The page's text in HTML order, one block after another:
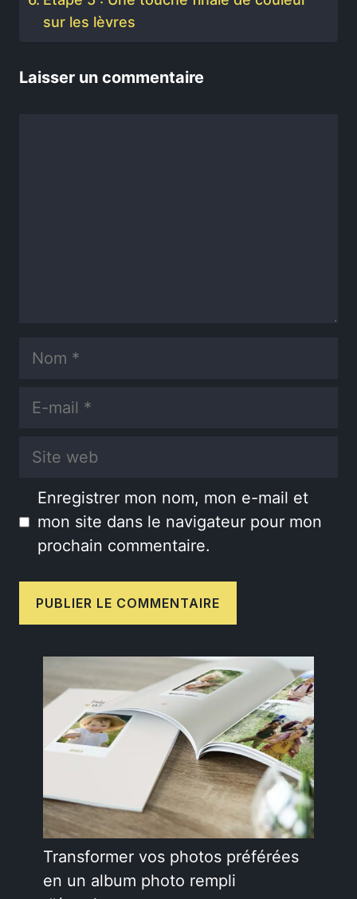
sur les lèvres
Laisser un commentaire
Nom
E-
Site
Enregistrer mon nom, mon e-mail et
mon site dans le navigateur pour mon
prochain commentaire.
Transformer vos photos préférées
en un album photo rempli